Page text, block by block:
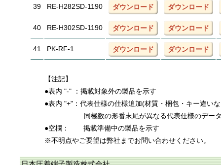
39 RE-H282SD-1190 ダウンロード ダウンロード
40 RE-H302SD-1190 ダウンロード ダウンロード
41 PK-RF-1 ダウンロード ダウンロード
【注記】
●表内 "-" ：掲載対象外の製品を示す
●表内 "+"：代表仕様の仕様追加(材質・梱包・キー違い
同極数の形番末尾が異なる代表仕様のデー
●空欄：
掲載準備中の製品を示す
※不明点やご要望は弊社までお問い合わせください。